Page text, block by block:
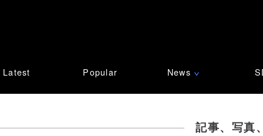
Latest Popular News ∨
記事、写真